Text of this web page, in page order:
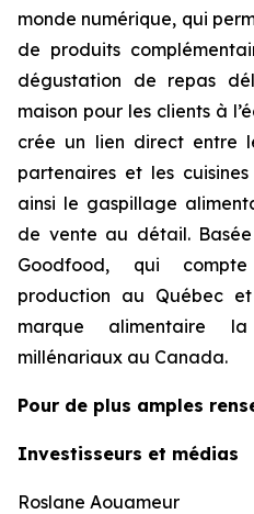
monde numérique, qui
de produits
dégustation de repas
maison pour les clients à
crée un lien direct entre
partenaires et les
ainsi le gaspillage
de vente au détail.
Goodfood, qui
production au Québec
marque alimentaire
millénariaux au Canada.
Pour de plus amples
Investisseurs et médias
Roslane Aouameur